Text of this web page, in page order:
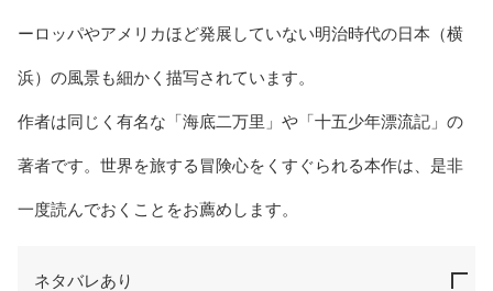
ーロッパやアメリカほど発展していない明治時代の日本（横
浜）の風景も細かく描写されています。
作者は同じく有名な「海底二万里」や「十五少年漂流記」の
著者です。世界を旅する冒険心をくすぐられる本作は、是非
一度読んでおくことをお薦めします。
ネタバレあり